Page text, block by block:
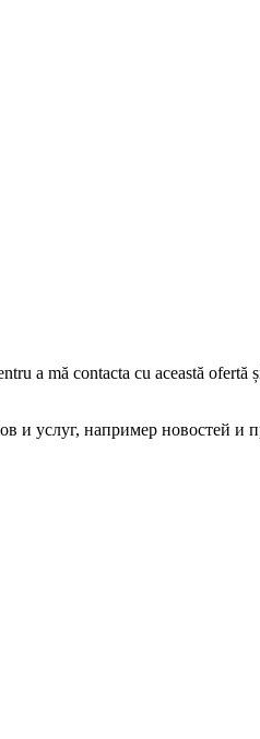
a mă contacta cu această ofertă
и услуг, например новостей и